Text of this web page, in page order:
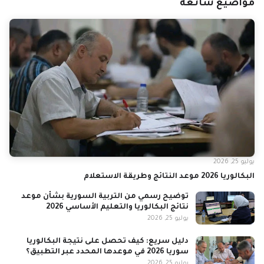
مواضيع شائعة
البكالوريا 2026 موعد النتائج وطريقة الاستعلام
يوليو 25, 2026
توضيح رسمي من التربية السورية بشأن موعد
نتائج البكالوريا والتعليم الأساسي 2026
يوليو 25, 2026
دليل سريع: كيف تحصل على نتيجة البكالوريا
سوريا 2026 في موعدها المحدد عبر التطبيق؟